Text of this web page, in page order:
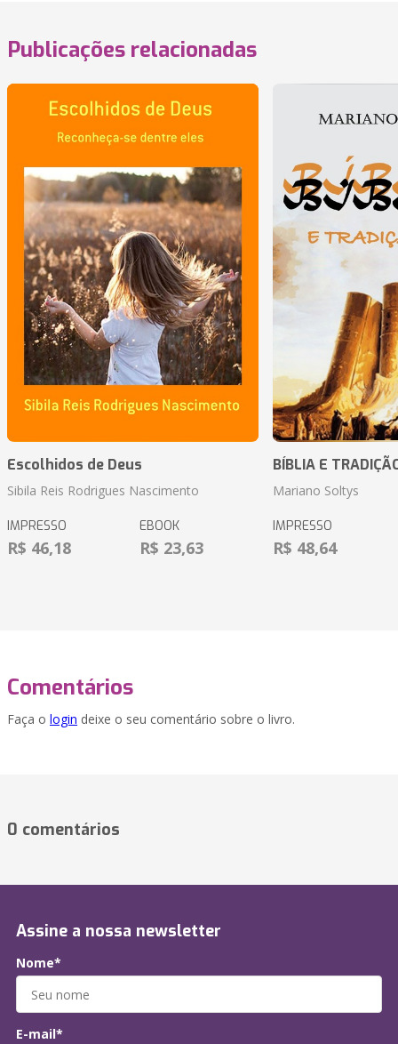
Publicações relacionadas
Escolhidos de Deus
Sibila Reis Rodrigues Nascimento
IMPRESSO
R$ 46,18
EBOOK
R$ 23,63
BÍBLIA E
Mariano Soltys
IMPRESSO
R$ 48,64
Comentários
Faça o login deixe o seu comentário sobre o livro.
0 comentários
Assine a nossa newsletter
Nome*
E-mail*